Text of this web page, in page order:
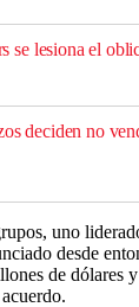
se lesiona el
deciden no
uno
desde
de dólares